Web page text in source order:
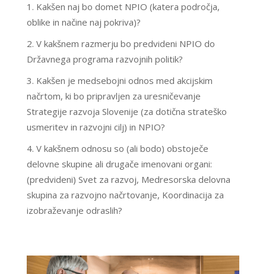
Kakšen naj bo domet NPIO (katera področja,
oblike in načine naj pokriva)?
V kakšnem razmerju bo predvideni NPIO do
Državnega programa razvojnih politik?
Kakšen je medsebojni odnos med akcijskim
načrtom, ki bo pripravljen za uresničevanje
Strategije razvoja Slovenije (za dotična strateško
usmeritev in razvojni cilj) in NPIO?
V kakšnem odnosu so (ali bodo) obstoječe
delovne skupine ali drugače imenovani organi:
(predvideni) Svet za razvoj, Medresorska delovna
skupina za razvojno načrtovanje, Koordinacija za
izobraževanje odraslih?